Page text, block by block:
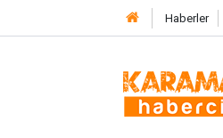
Haberler